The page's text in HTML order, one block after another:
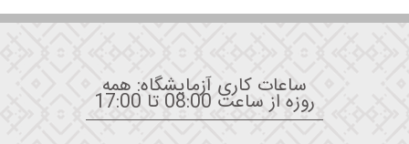
ساعات کاری آزمایشگاه: همه
روزه از ساعت 08:00 تا 17:00